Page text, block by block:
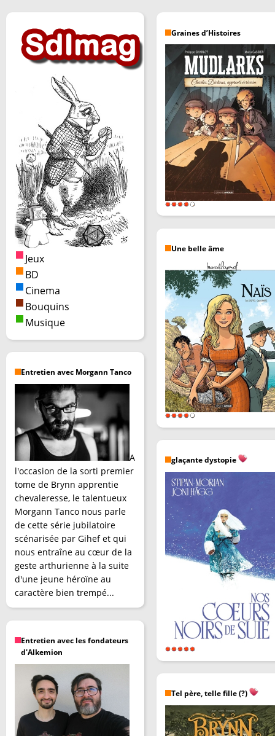
Jeux
BD
Cinema
Bouquins
Musique
Entretien avec Morgann Tanco
A
l'occasion de la sorti premier
tome de Brynn apprentie
chevaleresse, le talentueux
Morgann Tanco nous parle
de cette série jubilatoire
scénarisée par Gihef et qui
nous entraîne au cœur de la
geste arthurienne à la suite
d'une jeune héroïne au
caractère bien trempé...
Entretien avec les fondateurs
d'Alkemion
Graines d’Histoires
Une belle âme
glaçante dystopie
Tel père, telle fille (?)